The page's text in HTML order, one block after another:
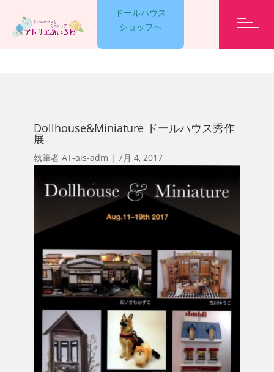
LESSON
ドールハウス
ショップへ
Dollhouse&Miniature ドールハウス秀作
展
執筆者 AT-ais-adm | 7月 4, 2017